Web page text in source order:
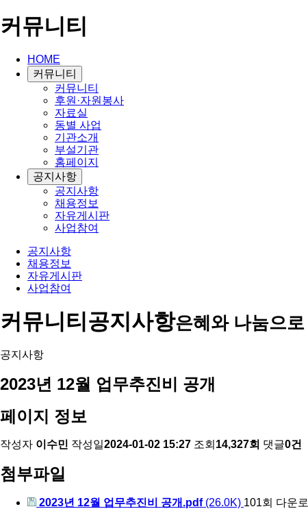
커뮤니티
HOME
커뮤니티
커뮤니티
후원·자원봉사
자료실
동별 사업
기관소개
부설기관
홈페이지
공지사항
공지사항
채용정보
자유게시판
사업참여
공지사항
채용정보
자유게시판
사업참여
커뮤니티공지사항은혜와 나눔으
공지사항
2023년 12월 업무추진비 공개
페이지 정보
작성자 이수민 작성일2024-01-02 15:27 조회 14,327회 댓글0건
첨부파일
2023년 12월 업무추진비 공개.pdf(26.0K) 101회 다운